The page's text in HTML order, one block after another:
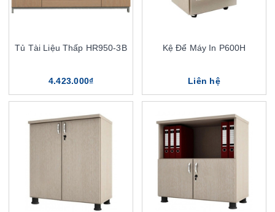
Tủ Tài Liệu Thấp HR950-3B
4.423.000₫
Kệ Để Máy In P600H
Liên hệ